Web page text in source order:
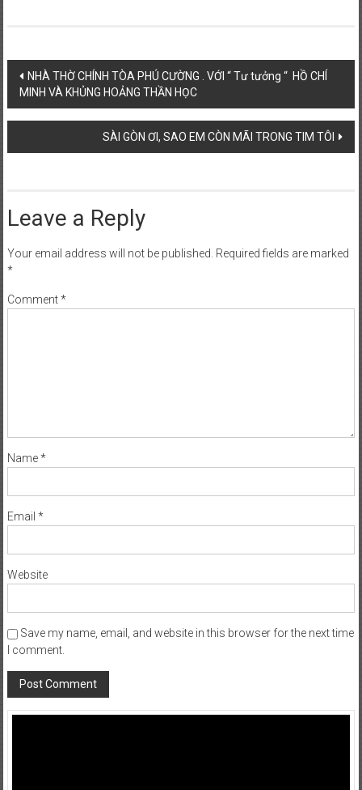
Post
navigation
NHÀ THỜ CHÍNH TÒA PHÚ CƯỜNG . VỚI “ Tư tưởng “ HỒ CHÍ
MINH VÀ KHỦNG HOẢNG THẦN HỌC
SÀI GÒN ƠI, SAO EM CÒN MÃI TRONG TIM TÔI
Leave a Reply
Your email address will not be published. Required fields are marked
*
Comment*
Name*
Email *
Website
Save my name, email, and website in this browser for the next time
I comment.